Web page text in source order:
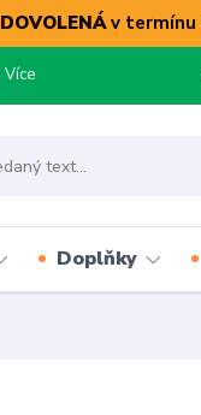
DOVOLENÁv termínu
Více
Doplňky